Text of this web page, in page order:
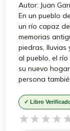
Autor: Juan
En un pueblo
un río capaz
memorias
piedras, lluvias
al pueblo, el
su nuevo
persona
✓ Libro
★★★★